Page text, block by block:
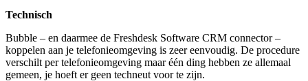
Technisch
Bubble – en daarmee de Freshdesk Software CRM connector –
koppelen aan je telefonieomgeving is zeer eenvoudig. De procedure
verschilt per telefonieomgeving maar één ding hebben ze allemaal
gemeen, je hoeft er geen techneut voor te zijn.